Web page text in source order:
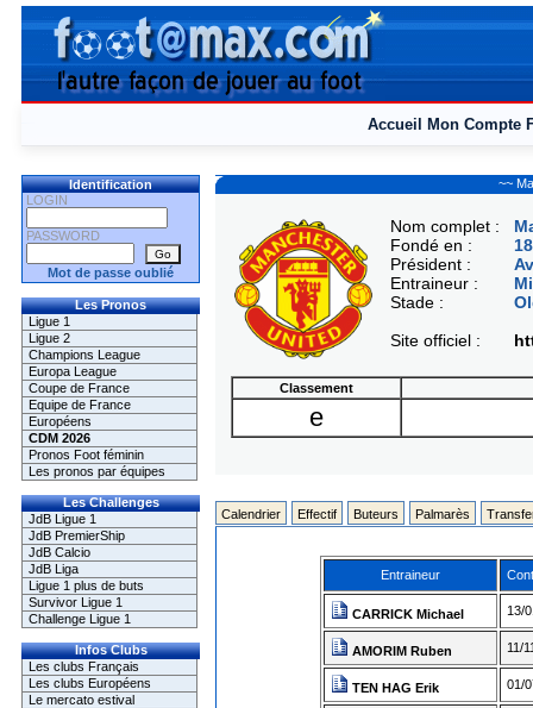
Accueil Mon Compte
Identification
LOGIN
PASSWORD
Mot de passe oublié
Les Pronos
Ligue 1
Ligue 2
Champions League
Europa League
Coupe de France
Equipe de France
Européens
CDM 2026
Pronos Foot féminin
Les pronos par équipes
Les Challenges
JdB Ligue 1
JdB PremierShip
JdB Calcio
JdB Liga
Ligue 1 plus de buts
Survivor Ligue 1
Challenge Ligue 1
Infos Clubs
Les clubs Français
Les clubs Européens
Le mercato estival
~~
Nom complet :
Fondé en :
Président :
Entraineur :
Stade :
Site officiel :
Classement
e
Calendrier Effectif Buteurs Palmarès
Entraineur
CARRICK Michael 13/
AMORIM Ruben 11/
TEN HAG Erik 01/